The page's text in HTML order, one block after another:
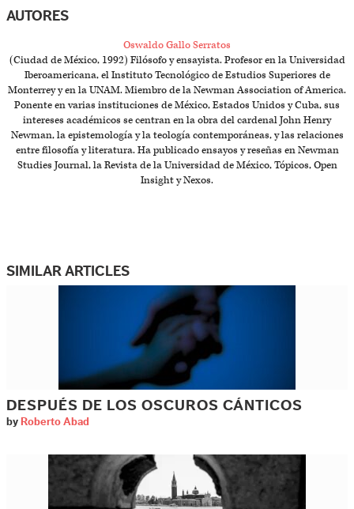
AUTORES
Oswaldo Gallo Serratos
(Ciudad de México, 1992) Filósofo y ensayista. Profesor en la Universidad
Iberoamericana, el Instituto Tecnológico de Estudios Superiores de
Monterrey y en la UNAM. Miembro de la Newman Association of America.
Ponente en varias instituciones de México, Estados Unidos y Cuba, sus
intereses académicos se centran en la obra del cardenal John Henry
Newman, la epistemología y la teología contemporáneas, y las relaciones
entre filosofía y literatura. Ha publicado ensayos y reseñas en Newman
Studies Journal, la Revista de la Universidad de México, Tópicos, Open
Insight y Nexos.
SIMILAR ARTICLES
DESPUÉS DE LOS OSCUROS CÁNTICOS
by Roberto Abad